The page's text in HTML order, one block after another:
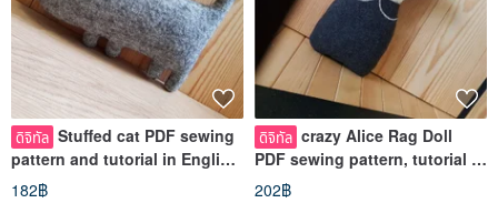
ดิจิทัล Stuffed cat PDF sewing
pattern and tutorial in English,
Digital download
182฿
ดิจิทัล crazy Alice Rag Doll
PDF sewing pattern, tutorial in
English, digital download
202฿